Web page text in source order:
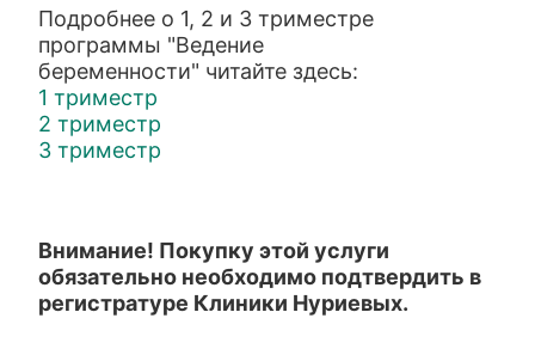
Подробнее о 1, 2 и 3 триместре
программы "Ведение
беременности" читайте здесь:
1 триместр
2 триместр
3 триместр
Внимание! Покупку этой услуги
обязательно необходимо подтвердить в
регистратуре Клиники Нуриевых.